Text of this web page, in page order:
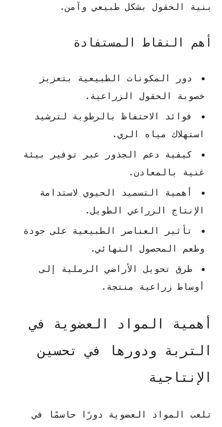
بنية الحقول بشكل طبيعي وآمن.
أهم النقاط المستفادة
دور المكونات الطبيعية بتعزيز
خصوبة الحقول الزراعية.
فوائد الاحتفاظ بالرطوبة لترشيد
استهلاك مياه الري.
كيفية دعم الجذور عبر توفير بيئة
غنية بالمعادن.
أهمية التسميد الحيوي لاستدامة
الإنتاج الزراعي الطويل.
تأثير العناصر الطبيعية على جودة
وطعم المحصول النهائي.
طرق تحويل الأراضي الرملية إلى
أوساط زراعية منتجة.
أهمية المواد العضوية في
التربة ودورها في تحسين
الإنتاجية
تلعب المواد العضوية دورًا حاسمًا في